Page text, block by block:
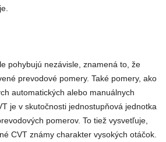
pohybujú nezávisle, znamená to, že
prevodové pomery. Také pomery, ako
automatických alebo manuálnych
je v skutočnosti jednostupňová jednotka
pomerov. To tiež vysvetľuje,
CVT známy charakter vysokých otáčok.